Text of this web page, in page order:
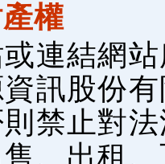
權
連結網
資訊股份
禁止對
、出租